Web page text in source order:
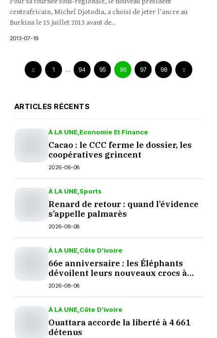
centrafricain, Michel Djotodia, a choisi de jeter l’ancre au
Burkina le 15 juillet 2013 avant de...
2013-07-19
1 … 94 95 96 97 98
ARTICLES RÉCENTS
À LA UNE Economie Et Finance
Cacao : le CCC ferme le dossier, les
coopératives grincent
2026-08-08
À LA UNE Sports
Renard de retour : quand l’évidence
s’appelle palmarès
2026-08-08
À LA UNE Côte D’ivoire
66e anniversaire : les Éléphants
dévoilent leurs nouveaux crocs à
Yopougon
2026-08-08
À LA UNE Côte D’ivoire
Ouattara accorde la liberté à 4 661
détenus